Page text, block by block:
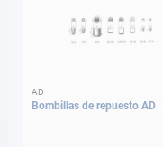
AD
Bombillas de repuesto AD